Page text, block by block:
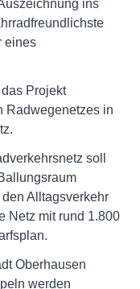
ins
eines
Projekt
Radwegenetzes in
soll
Alltagsverkehr
Netz mit rund 1.800
Oberhausen
werden